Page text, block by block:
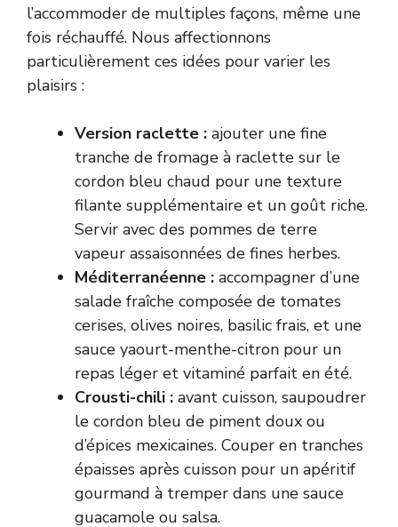
l’accommoder de multiples façons, même une
fois réchauffé. Nous affectionnons
particulièrement ces idées pour varier les
plaisirs :
Version raclette : ajouter une fine
tranche de fromage à raclette sur le
cordon bleu chaud pour une texture
filante supplémentaire et un goût riche.
Servir avec des pommes de terre
vapeur assaisonnées de fines herbes.
Méditerranéenne : accompagner d’une
salade fraîche composée de tomates
cerises, olives noires, basilic frais, et une
sauce yaourt-menthe-citron pour un
repas léger et vitaminé parfait en été.
Crousti-chili : avant cuisson, saupoudrer
le cordon bleu de piment doux ou
d’épices mexicaines. Couper en tranches
épaisses après cuisson pour un apéritif
gourmand à tremper dans une sauce
guacamole ou salsa.